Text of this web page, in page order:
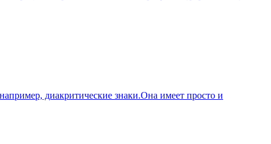
диакритические знаки.Она имеет просто и